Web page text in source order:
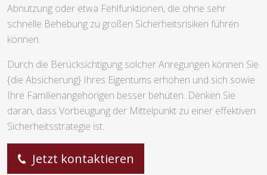
Abnutzung oder etwa Fehlfunktionen, die ohne sehr
schnelle Behebung zu großen Sicherheitsrisiken führen
können.
Durch die Berücksichtigung solcher Anregungen können Sie
{die Absicherung} Ihres Eigentums erhöhen und sich sowie
Ihre Familienangehörigen besser behüten. Denken Sie
daran, dass Vorbeugung der Mittelpunkt zu einer effektiven
Sicherheitsstrategie ist.
Jetzt kontaktieren